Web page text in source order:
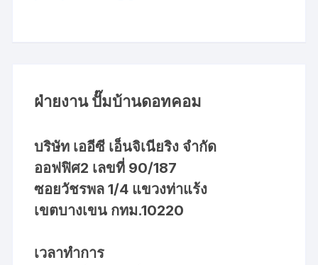
ฝ่ายงาน ปั๊มบ้านดอทคอม
บริษัท เออีซี เอ็นจิเนียริง จำกัด
ออฟฟิศ2 เลขที่ 90/187
ซอยวัชรพล 1/4 แขวงท่าแร้ง
เขตบางเขน กทม.10220
เวลาทำการ